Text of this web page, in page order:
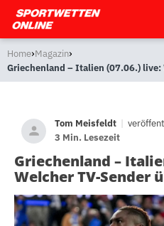
Home›Magazin›
Griechenland – Italien (07.06.) live:
Tom Meisfeldt |
3 Min. Lesezeit
Griechenland –
Welcher TV-Sender